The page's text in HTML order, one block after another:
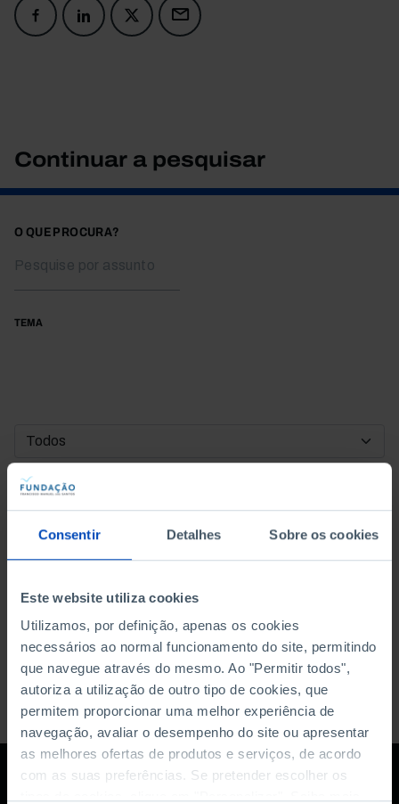
Consentir Detalhes Sobre os cookies
Este website utiliza cookies
Utilizamos, por definição, apenas os cookies
necessários ao normal funcionamento do site, permitindo
que navegue através do mesmo. Ao "Permitir todos",
autoriza a utilização de outro tipo de cookies, que
permitem proporcionar uma melhor experiência de
navegação, avaliar o desempenho do site ou apresentar
as melhores ofertas de produtos e serviços, de acordo
com as suas preferências. Se pretender escolher os
Continuar a pesquisar
O QUE PROCURA?
TEMA
DATA DE INÍCIO
DATA DE FIM